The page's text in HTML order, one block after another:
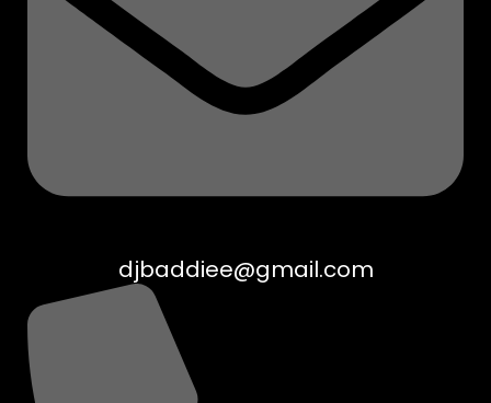
djbaddiee@gmail.com